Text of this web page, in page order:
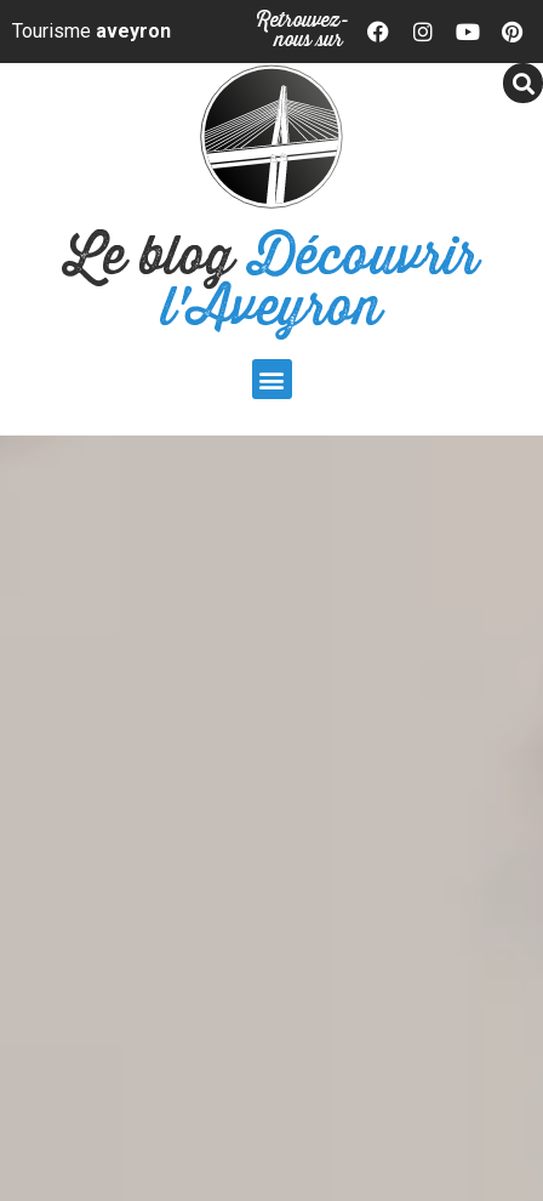
Panneau de gestion des cookies
Tourisme aveyron Retrouvez-
nous sur
Le blogDécouvrir
l'Aveyron